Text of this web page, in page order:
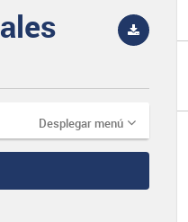
Desplegar menú